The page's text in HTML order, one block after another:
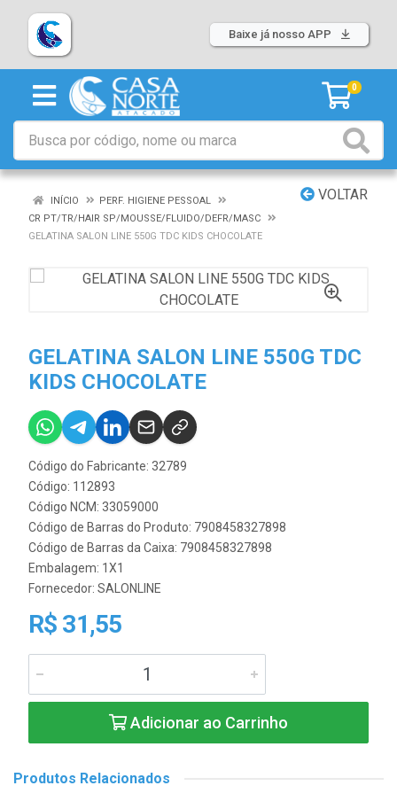
Baixe já nosso APP
0
VOLTAR
INÍCIO
PERF. HIGIENE PESSOAL
CR PT/TR/HAIR SP/MOUSSE/FLUIDO/DEFR/MASC
GELATINA SALON LINE 550G TDC KIDS CHOCOLATE
GELATINA SALON LINE 550G TDC
KIDS CHOCOLATE
Código do Fabricante: 32789
Código: 112893
Código NCM: 33059000
Código de Barras do Produto: 7908458327898
Código de Barras da Caixa: 7908458327898
Embalagem: 1X1
Fornecedor: SALONLINE
R$ 31,55
Adicionar ao Carrinho
Produtos Relacionados